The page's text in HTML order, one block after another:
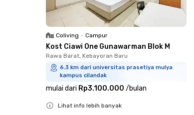
Coliving • Campur
Kost Ciawi One Gunawarman Blok M
Rawa Barat, Kebayoran Baru
6.3 km dari universitas prasetiya mulya
kampus cilandak
mulai dari Rp3.100.000 /bulan
Lihat info lebih banyak